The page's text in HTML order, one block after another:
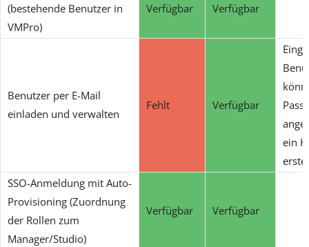
(bestehende Benutzer in
VMPro)
Verfügbar Verfügbar
Benutzer per E-Mail
einladen und verwalten
Fehlt Verfügbar
ein
SSO-Anmeldung mit Auto-
Provisioning (Zuordnung
der Rollen zum
Manager/Studio)
Verfügbar Verfügbar